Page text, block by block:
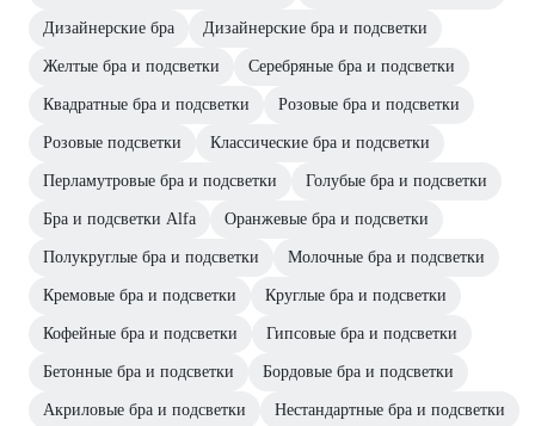
Дизайнерские бра Дизайнерские бра и подсветки
Желтые бра и подсветки Серебряные бра и подсветки
Квадратные бра и подсветки Розовые бра и подсветки
Розовые подсветки Классические бра и подсветки
Перламутровые бра и подсветки Голубые бра и подсветки
Бра и подсветки Alfa Оранжевые бра и подсветки
Полукруглые бра и подсветки Молочные бра и подсветки
Кремовые бра и подсветки Круглые бра и подсветки
Кофейные бра и подсветки Гипсовые бра и подсветки
Бетонные бра и подсветки Бордовые бра и подсветки
Акриловые бра и подсветки Нестандартные бра и подсветки